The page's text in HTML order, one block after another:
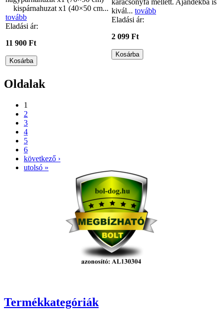
kispárnahuzat x1 (40×50 cm...
tovább
Eladási ár:
11 900 Ft
kivál... tovább
Eladási ár:
2 099 Ft
Oldalak
1
2
3
4
5
6
következő ›
utolsó »
Termékkategóriák